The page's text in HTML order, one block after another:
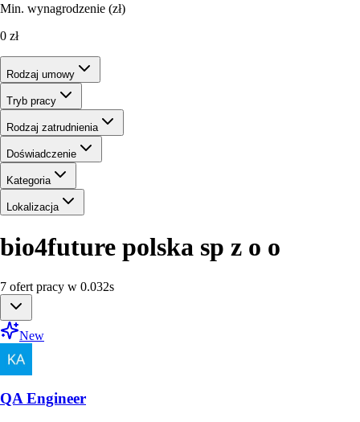
Min. wynagrodzenie (zł)
0 zł
Rodzaj umowy
Tryb pracy
Rodzaj zatrudnienia
Doświadczenie
Kategoria
Lokalizacja
bio4future polska sp z o o
7 ofert pracy w 0.032s
New
QA Engineer